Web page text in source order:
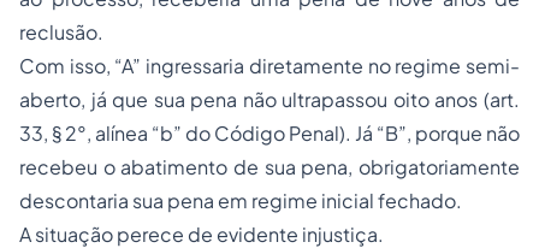
reclusão.
Com isso, “A” ingressaria diretamente no regime semi-
aberto, já que sua pena não ultrapassou oito anos (art.
33, § 2°, alínea “b” do Código Penal). Já “B”, porque não
recebeu o abatimento de sua pena, obrigatoriamente
descontaria sua pena em regime inicial fechado.
A situação perece de evidente injustiça.